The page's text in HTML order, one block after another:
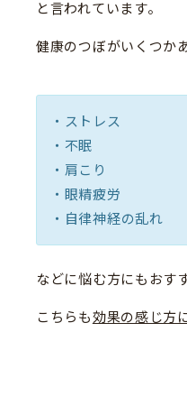
と言われています。
健康のつぼがいくつかあ
・ストレス
・不眠
・肩こり
・眼精疲労
・自律神経の乱れ
などに悩む方にもおす
こちらも効果の感じ方